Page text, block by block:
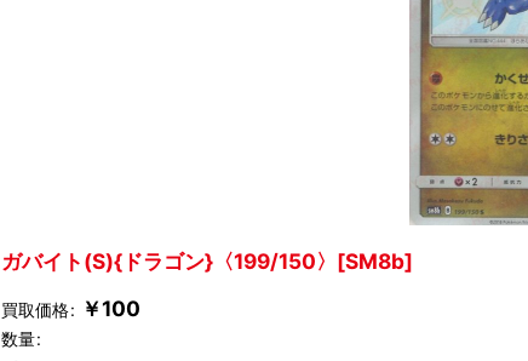
ガバイト(S){ドラゴン}〈199/150〉[SM8b]
買取価格: ￥100
数量: